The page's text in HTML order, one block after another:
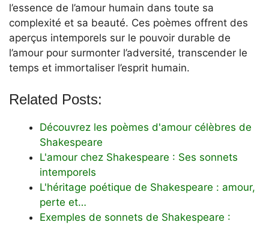
l’essence de l’amour humain dans toute sa
complexité et sa beauté. Ces poèmes offrent des
aperçus intemporels sur le pouvoir durable de
l’amour pour surmonter l’adversité, transcender le
temps et immortaliser l’esprit humain.
Related Posts:
Découvrez les poèmes d'amour célèbres de
Shakespeare
L'amour chez Shakespeare : Ses sonnets
intemporels
L'héritage poétique de Shakespeare : amour,
perte et…
Exemples de sonnets de Shakespeare :